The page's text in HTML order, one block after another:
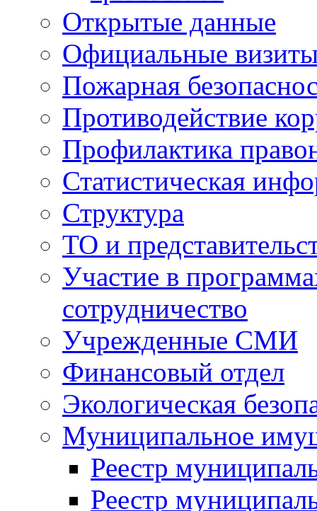
Открытые данные
Официальные
Пожарная
Противодействие
Профилактика
Статистическая
Структура
ТО и
Участие в
сотрудничество
Учрежденные СМИ
Финансовый отдел
Экологическая
Муниципальное
Реестр
Реестр